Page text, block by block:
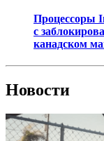
Процессоры
с
канадском
Новости